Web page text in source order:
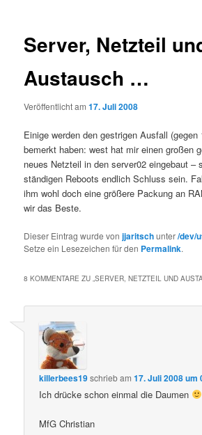
Server, Netzteil
Austausch …
Veröffentlicht am17. Juli 2008
Einige werden den gestrigen Ausfall (gegen
bemerkt haben: west hat mir einen großen
neues Netzteil in den server02 eingebaut –
ständigen Reboots endlich Schluss sein.
ihm wohl doch eine größere Packung an
wir das Beste.
Dieser Eintrag wurde vonjjaritschunter/dev/
Setze ein Lesezeichen für den Permalink.
8 KOMMENTARE ZU „SERVER, NETZTEIL UND
killerbees19schriebam17. Juli 2008 um
Ich drücke schon einmal die Daumen
MfG Christian